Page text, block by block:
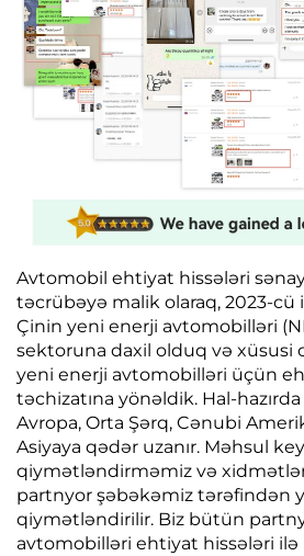
Avtomobil ehtiyat hissələri
təcrübəyə malik olaraq, 2023-cü
Çinin yeni enerji avtomobilləri
sektoruna daxil olduq və xüsusi
yeni enerji avtomobilləri üçün
təchizatına yönəldik. Hal-hazırda
Avropa, Orta Şərq, Cənubi
Asiyaya qədər uzanır. Məhsul
qiymətləndirməmiz və
partnyor şəbəkəmiz tərəfindən
qiymətləndirilir. Biz bütün
avtomobilləri ehtiyat hissələri ilə